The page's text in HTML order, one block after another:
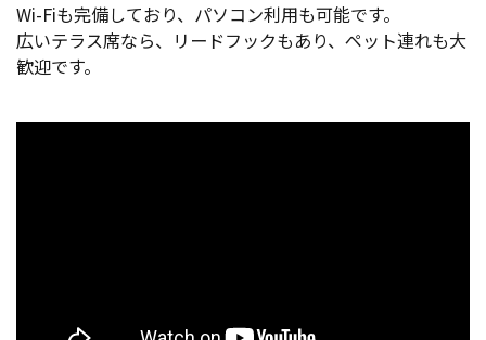
Wi-Fiも完備しており、パソコン利用も可能です。
広いテラス席なら、リードフックもあり、ペット連れも大
歓迎です。